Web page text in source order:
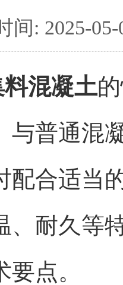
间: 2025-
混凝土
与普通混
配合适当
、耐久等
点。